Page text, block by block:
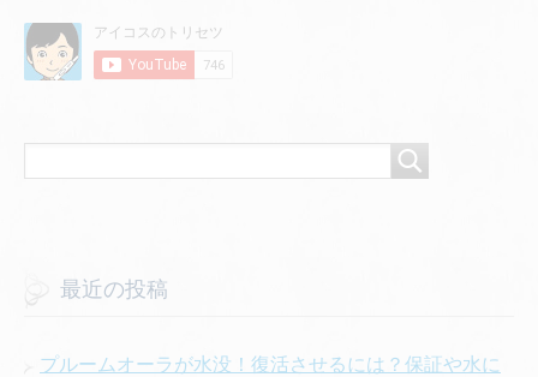
最近の投稿
プルームオーラが水没！復活させるには？保証や水に